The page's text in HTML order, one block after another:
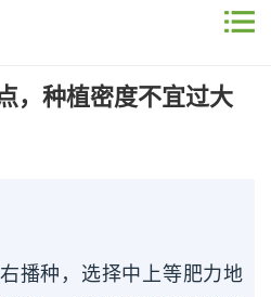
，种植密度不宜过大
播种，选择中上等肥力地